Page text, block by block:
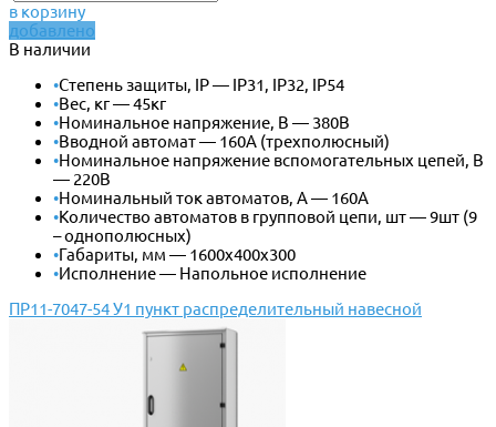
в корзину
добавлено
В наличии
•Степень защиты, IP — IP31, IP32, IP54
•Вес, кг — 45кг
•Номинальное напряжение, В — 380В
•Вводной автомат — 160А (трехполюсный)
•Номинальное напряжение вспомогательных цепей, В
— 220В
•Номинальный ток автоматов, А — 160А
•Количество автоматов в групповой цепи, шт — 9шт (9
– однополюсных)
•Габариты, мм — 1600х400х300
•Исполнение — Напольное исполнение
ПР11-7047-54 У1 пункт распределительный навесной